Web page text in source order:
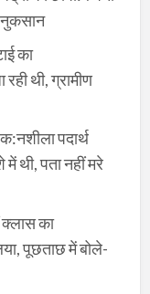
नुकसान
का
थी, ग्रामीण
पदार्थ
थी, पता नहीं मरे
का
पूछताछ में बोले-